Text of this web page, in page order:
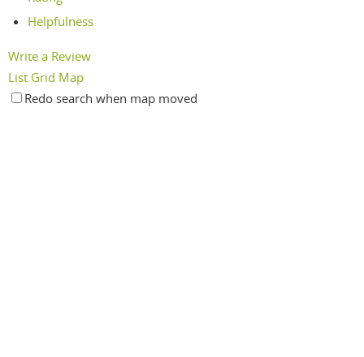
Helpfulness
Write a Review
List Grid Map
Redo search when map moved